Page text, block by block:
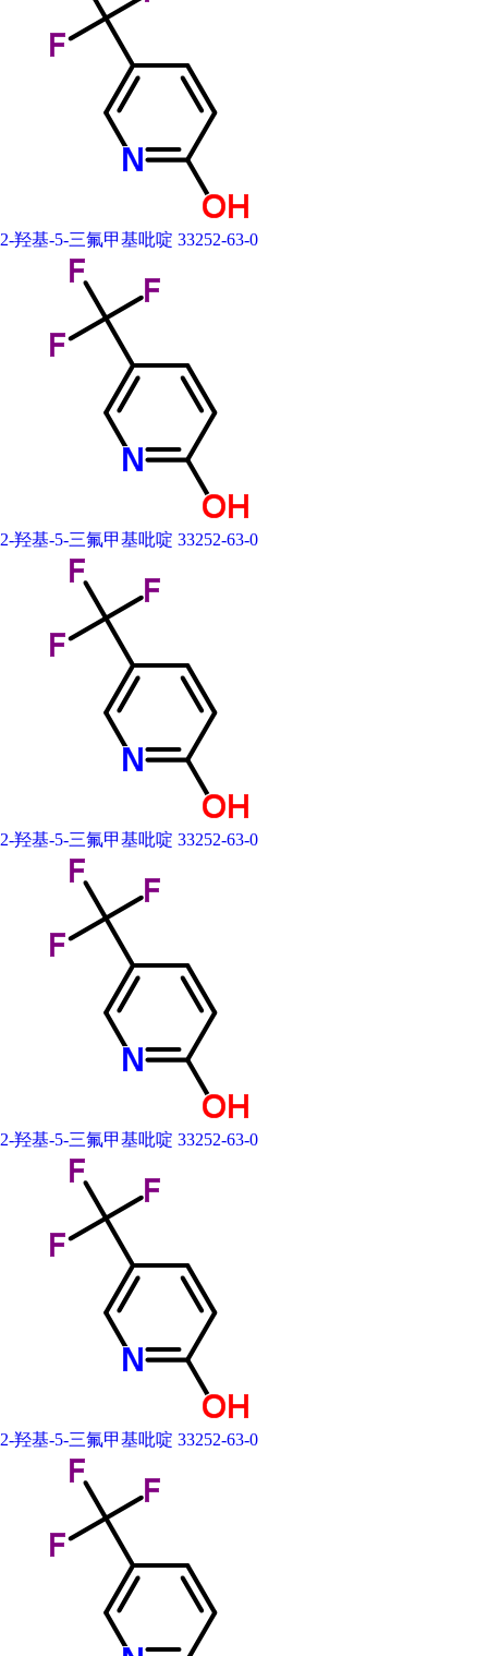
2-羟基-5-三氟甲基吡啶 33252-63-0
2-羟基-5-三氟甲基吡啶 33252-63-0
2-羟基-5-三氟甲基吡啶 33252-63-0
2-羟基-5-三氟甲基吡啶 33252-63-0
2-羟基-5-三氟甲基吡啶 33252-63-0